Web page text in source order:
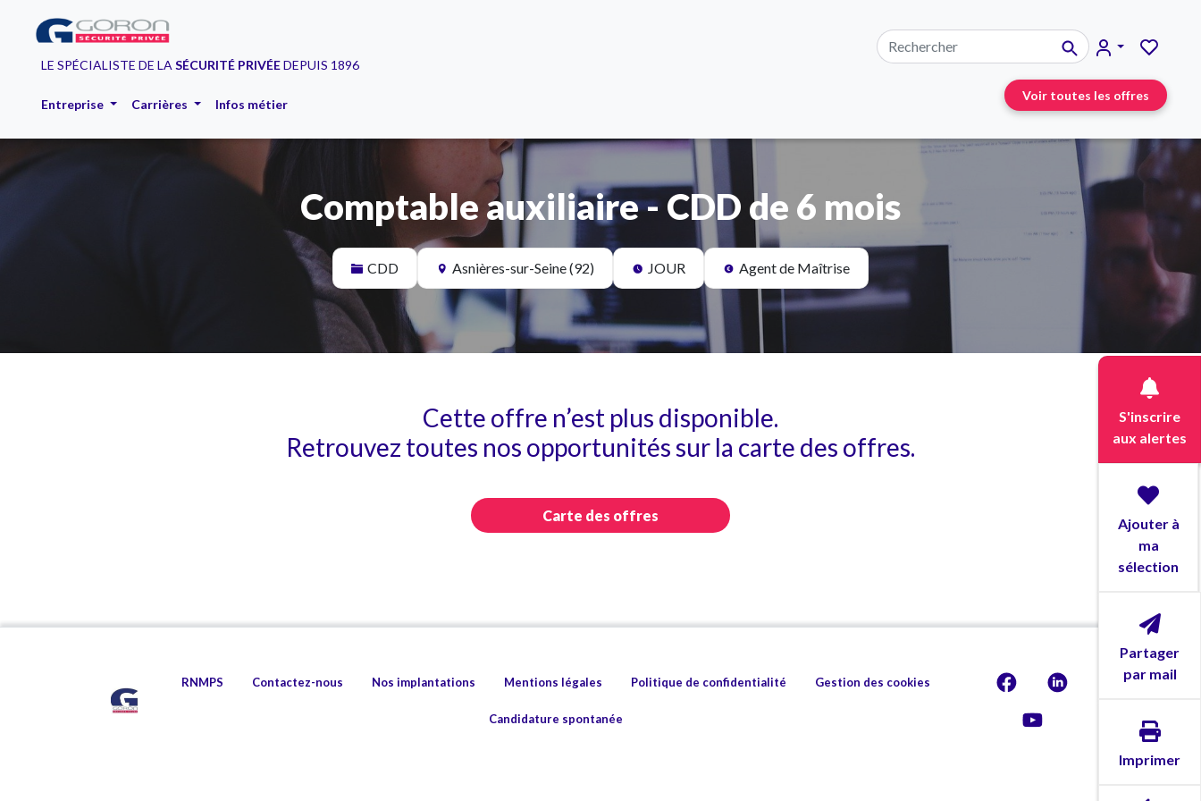
LE SPÉCIALISTE DE LA SÉCURITÉ PRIVÉEDEPUIS 1896
Entreprise Carrières Infos métier
Voir toutes les offres
S'inscrire
aux alertes
Ajouter à
ma
sélection
Partager
par mail
Imprimer
Comptable auxiliaire - CDD de 6 mois
CDD Asnières-sur-Seine (92) JOUR Agent de Maîtrise
Cette offre n’est plus disponible.
Retrouvez toutes nos opportunités sur la carte des offres.
Carte des offres
RNMPS Contactez-nous Nos implantations Mentions légales Politique de confidentialité Gestion des cookies
Candidature spontanée